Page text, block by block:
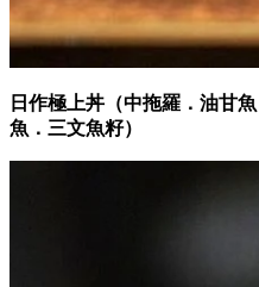
日作極上丼（中拖羅．油甘
魚．三文魚籽）